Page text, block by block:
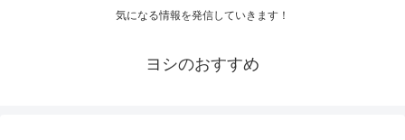
気になる情報を発信していきます！
ヨシのおすすめ